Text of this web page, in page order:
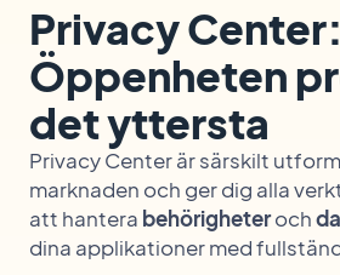
Privacy Center:
Öppenheten
det yttersta
Privacy Center är särskilt
marknaden och ger dig alla
att hantera behörigheteroch
dina applikationer med